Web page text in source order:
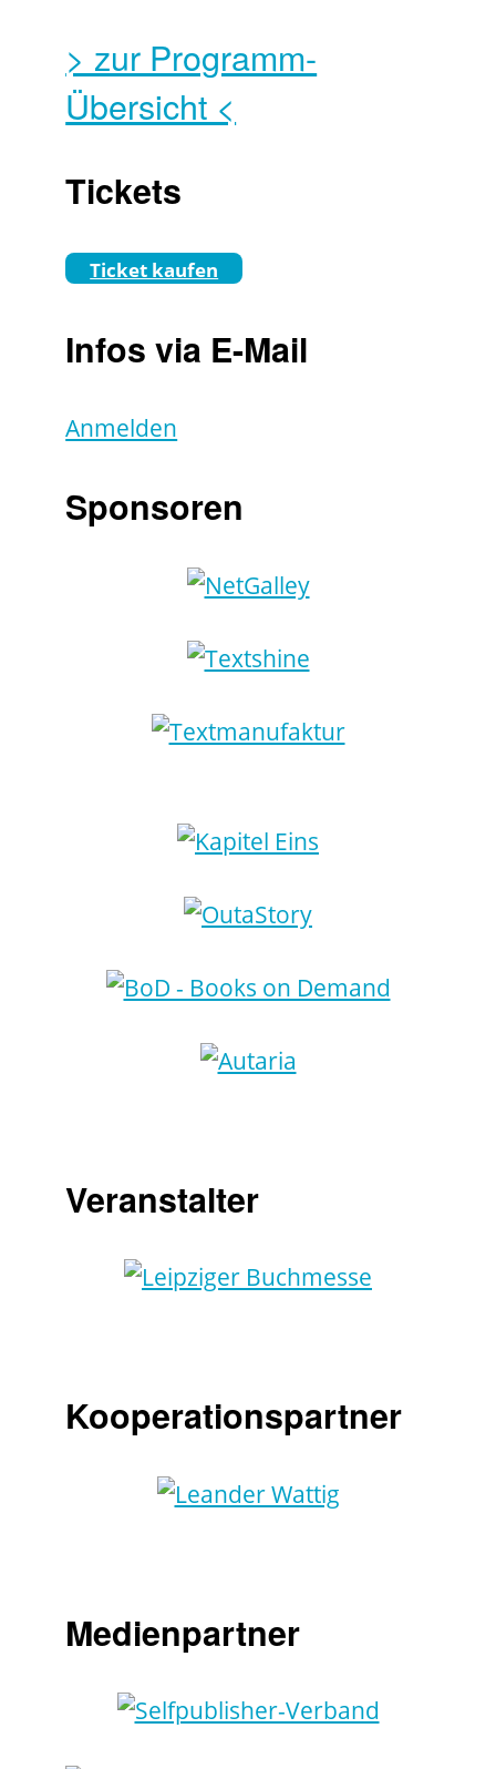
> zur Programm-
Übersicht <
Tickets
Ticket kaufen
Infos via E-Mail
Anmelden
Sponsoren
Veranstalter
Kooperationspartner
Medienpartner